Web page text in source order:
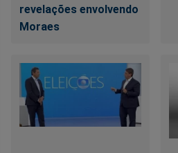
revelações envolvendo
Moraes